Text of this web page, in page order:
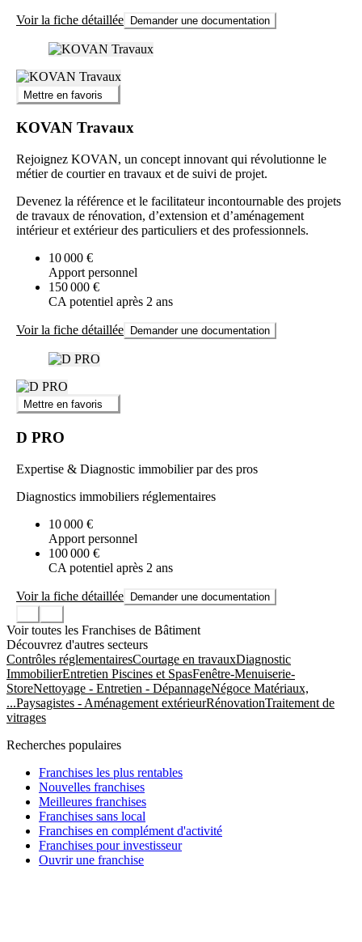
Voir la fiche détaillée Demander une documentation
Mettre en favoris
KOVAN Travaux
Rejoignez KOVAN, un concept innovant qui révolutionne le
métier de courtier en travaux et de suivi de projet.
Devenez la référence et le facilitateur incontournable des projets
de travaux de rénovation, d’extension et d’aménagement
intérieur et extérieur des particuliers et des professionnels.
10 000 €
Apport personnel
150 000 €
CA potentiel après 2 ans
Voir la fiche détaillée Demander une documentation
Mettre en favoris
D PRO
Expertise & Diagnostic immobilier par des pros
Diagnostics immobiliers réglementaires
10 000 €
Apport personnel
100 000 €
CA potentiel après 2 ans
Voir la fiche détaillée Demander une documentation
Voir toutes les Franchises de Bâtiment
Découvrez d'autres secteurs
Contrôles réglementairesCourtage en travauxDiagnostic
ImmobilierEntretien Piscines et SpasFenêtre-Menuiserie-
StoreNettoyage - Entretien - DépannageNégoce Matériaux,
...Paysagistes - Aménagement extérieurRénovationTraitement de
vitrages
Recherches populaires
Franchises les plus rentables
Nouvelles franchises
Meilleures franchises
Franchises sans local
Franchises en complément d'activité
Franchises pour investisseur
Ouvrir une franchise